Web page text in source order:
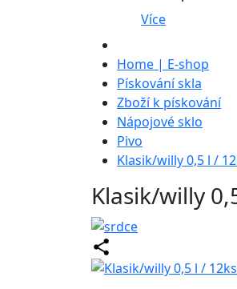
Více
Home | E-shop
Pískování skla
Zboží k pískování
Nápojové sklo
Pivo
Klasik/willy 0,5 l /
Klasik/willy